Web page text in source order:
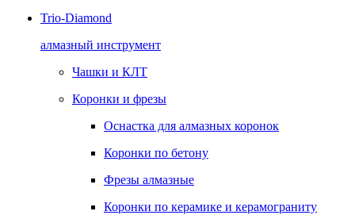
Trio-Diamond
алмазный инструмент
Чашки и КЛТ
Коронки и фрезы
Оснастка для алмазных коронок
Коронки по бетону
Фрезы алмазные
Коронки по керамике и керамограниту